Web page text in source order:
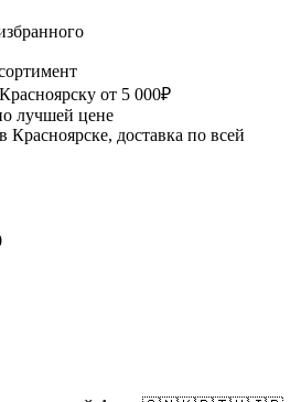
от 5 000₽
лучшей цене
Красноярске, доставка по всей